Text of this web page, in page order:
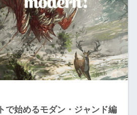
で始めるモダン・ジャンド編